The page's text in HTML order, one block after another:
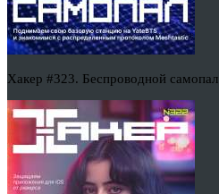
Хакер #323. Беспроводной самопал